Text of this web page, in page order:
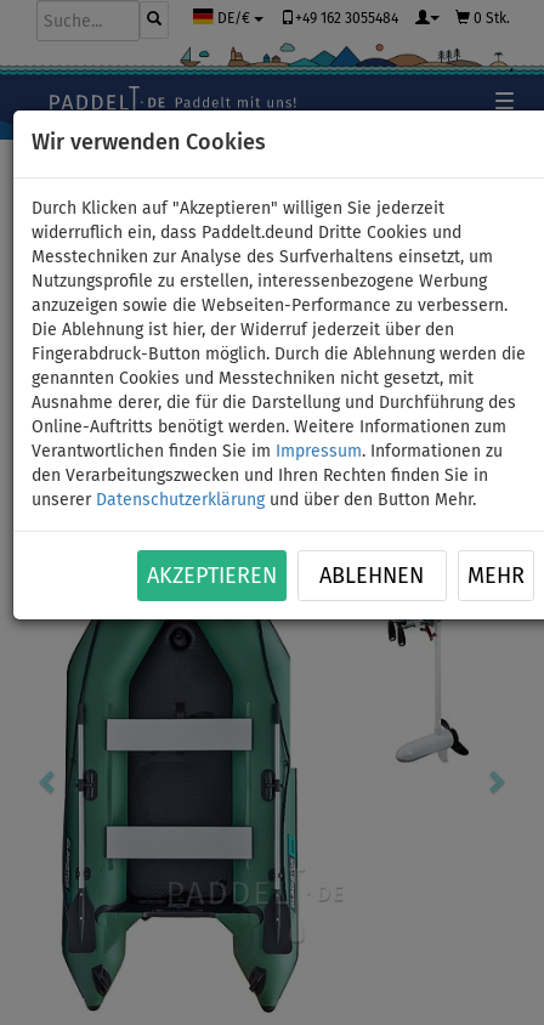
Wir verwenden Cookies
Durch Klicken auf "Akzeptieren" willigen Sie jederzeit
widerruflich ein, dass Paddelt.deund Dritte Cookies und
Messtechniken zur Analyse des Surfverhaltens einsetzt, um
Nutzungsprofile zu erstellen, interessenbezogene Werbung
anzuzeigen sowie die Webseiten-Performance zu verbessern.
Die Ablehnung ist hier, der Widerruf jederzeit über den
Fingerabdruck-Button möglich. Durch die Ablehnung werden die
genannten Cookies und Messtechniken nicht gesetzt, mit
Ausnahme derer, die für die Darstellung und Durchführung des
Online-Auftritts benötigt werden. Weitere Informationen zum
Verantwortlichen finden Sie im
Impressum. Informationen zu
den Verarbeitungszwecken und Ihren Rechten finden Sie in
unserer Datenschutzerklärungund über den Button Mehr.
AKZEPTIEREN ABLEHNEN MEHR
DE/€ +49 162 3055484 0 Stk.
Schlauchboot GLADIATOR
LIGHT AK300AD green mit
Luftboden - Set: mit
Elektromotor VENOM 44 12V